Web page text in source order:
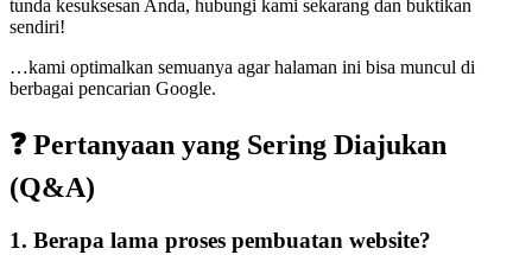
tunda kesuksesan Anda, hubungi kami sekarang dan buktikan
sendiri!
…kami optimalkan semuanya agar halaman ini bisa muncul di
berbagai pencarian Google.
❓ Pertanyaan yang Sering Diajukan
(Q&A)
1. Berapa lama proses pembuatan website?